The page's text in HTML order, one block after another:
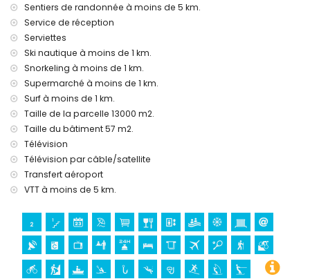
Sites et culture à Javea, Costa Blanca
musée (Histórico de Javea), église (San Bartolome, Javea),
ruine (Molinos de Viento, Javea), monument (Pueblo
Histórico, Javea), bâtiment architectural (Histórico de
Javea), lieu historique (Pueblo Histórico et Javea) (à moins
de 5 kilomètres de l'hébergement)
château (Portal de la Vila et Denia) (à moins de 25
kilomètres de l'hébergement)
Sports
pêche, plongée, snorkeling, surf, planche à voile et ski
nautique (à moins de 1000 mètres de l'appartement)
tennis, randonnée, VTT, cyclisme, escalade, canoë et kayak
(à moins de 5 kilomètres de l'appartement)
de l'appartement)
Sentiers de randonnée à moins de 5 km.
Service de réception
Serviettes
Ski nautique à moins de 1 km.
Snorkeling à moins de 1 km.
Supermarché à moins de 1 km.
Surf à moins de 1 km.
Taille de la parcelle 13000 m2.
Taille du bâtiment 57 m2.
Télévision
Télévision par câble/satellite
Transfert aéroport
VTT à moins de 5 km.